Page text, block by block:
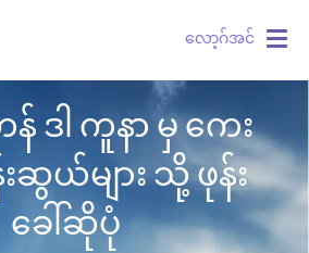
လော့ဂ်အင်
ဒါ ကူနာ မှ ကေး
းဆွယ်များ သို့ ဖုန်း
ခေါ်ဆိုပုံ